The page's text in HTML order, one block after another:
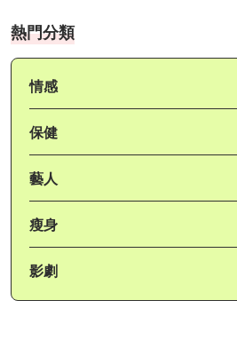
熱門分類
情感
保健
藝人
瘦身
影劇